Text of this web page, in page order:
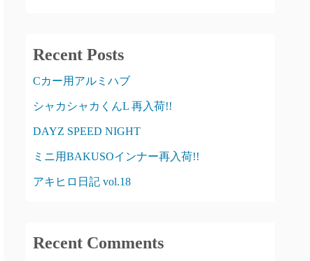
Recent Posts
Cカー用アルミハブ
シャカシャカくんL 再入荷!!
DAYZ SPEED NIGHT
ミニ用BAKUSOインナー再入荷!!
アキヒロ日記 vol.18
Recent Comments